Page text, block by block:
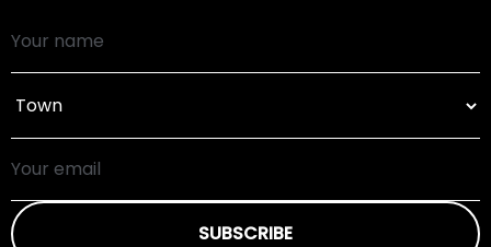
SUBSCRIBE